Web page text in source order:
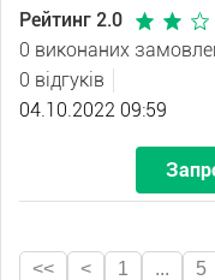
Рейтинг 2.0
0 виконаних
0 відгуків
04.10.2022 09:59
<< < 1 ... 5